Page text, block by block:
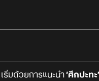
เริ่มด้วยการแนะนำ‘ศึกปะทะ’